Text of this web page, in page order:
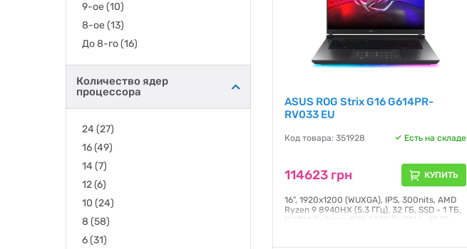
9-ое(10)
8-ое(13)
До 8-го(16)
Количество ядер
процессора
24 (27)
16(49)
14 (7)
12(6)
10 (24)
8 (58)
6(31)
ASUS ROG Strix G16 G614PR-
RV033 EU
Код товара: 351928 Есть на складе
114623 грн КУПИТЬ
16", 1920x1200 (WUXGA), IPS, 300nits, AMD
Ryzen 9 8940HX (5.3 ГГц), 32 ГБ, SSD - 1 ТБ,
NVIDIA GeForce RTX 5070 Ti, GPU - 12 ГБ,